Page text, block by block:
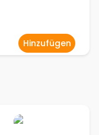
Hinzufügen